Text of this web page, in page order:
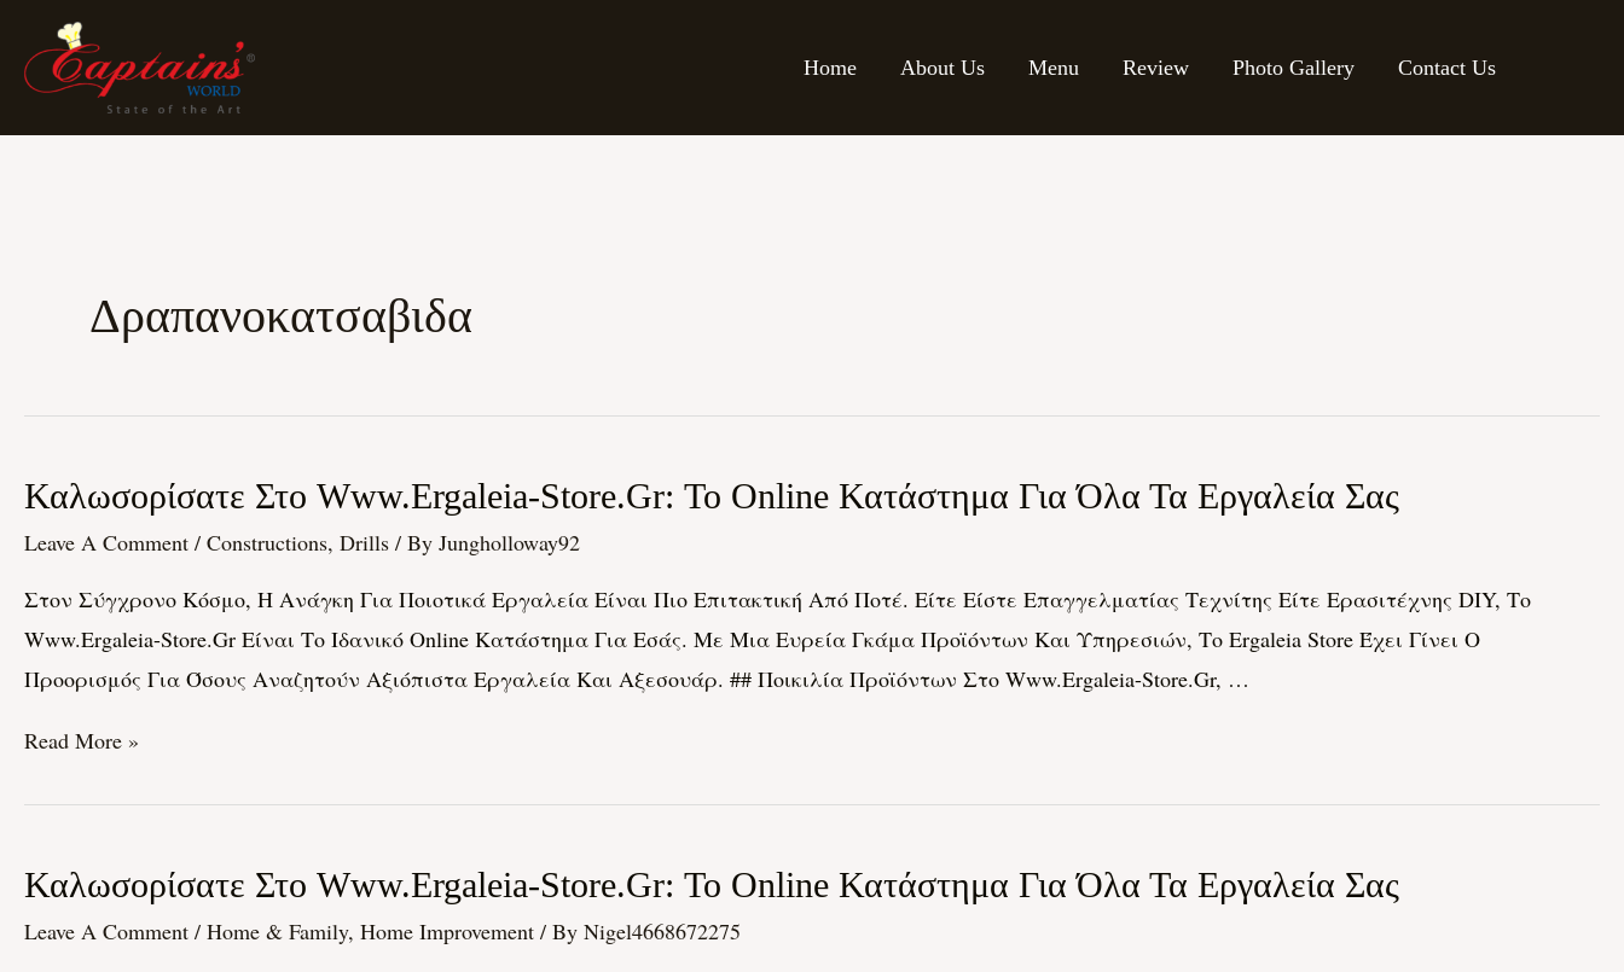
Content
Home About Us Menu Review Photo Gallery Contact Us
Δραπανοκατσαβιδα
Καλωσορίσατε Στο Www.ergaleia-Store.gr: Το Online Κατάστημα Για Όλα Τα Εργαλεία Σας
Leave A Comment / Constructions, Drills / By Jungholloway92
Στον Σύγχρονο Κόσμο, Η Ανάγκη Για Ποιοτικά Εργαλεία Είναι Πιο Επιτακτική Από Ποτέ. Είτε Είστε Επαγγελματίας Τεχνίτης Είτε Ερασιτέχνης DIY, Το
Www.ergaleia-Store.gr Είναι Το Ιδανικό Online Κατάστημα Για Εσάς. Με Μια Ευρεία Γκάμα Προϊόντων Και Υπηρεσιών, Το Ergaleia Store Έχει Γίνει Ο
Προορισμός Για Όσους Αναζητούν Αξιόπιστα Εργαλεία Και Αξεσουάρ. ## Ποικιλία Προϊόντων Στο Www.ergaleia-Store.gr, …
Καλωσορίσατε
Στο
Store.gr:
Το
Online
Κατάστημα
Όλα
Εργαλεία
Σας
Read More »
Καλωσορίσατε Στο Www.ergaleia-Store.gr: Το Online Κατάστημα Για Όλα Τα Εργαλεία Σας
Leave A Comment / Home & Family, Home Improvement / By Nigel4668672275
Καλωσορίσατε
Στο